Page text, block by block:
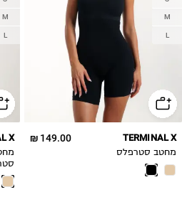
M
L
149.00 ₪ TERMINAL X
מחטב סטרפלס
M
L
X